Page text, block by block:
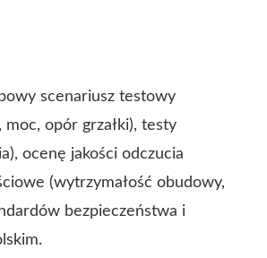
scenariusz testowy
opór grzałki), testy
ocenę jakości odczucia
(wytrzymałość obudowy,
bezpieczeństwa i